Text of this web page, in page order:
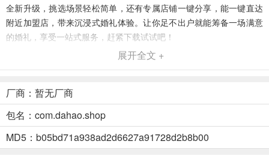
全新升级，挑选场景轻松简单，还有专属店铺一键分享，能一键直达
附近加盟店，带来沉浸式婚礼体验。让你足不出户就能筹备一场满意
的婚礼，享受一站式服务，赶紧下载试试吧！
大好婚礼(婚礼一站式服务)优势
品类丰富：商品来自全国 500 多家店铺，布置、家具等应有尽有，满
足不同用户需求。
-
展开全文 +
厂商：暂无厂商
包名：com.dahao.shop
MD5：b05bd71a938ad2d6627a91728d2b8b00